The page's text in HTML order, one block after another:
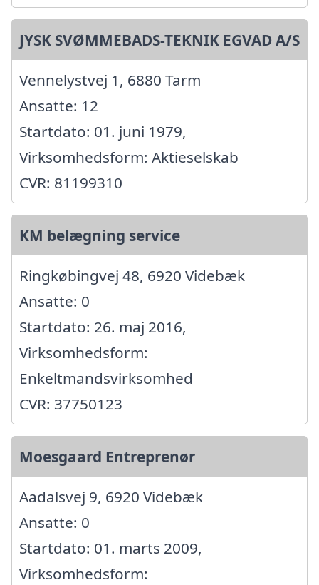
JYSK SVØMMEBADS-TEKNIK EGVAD A/S
Vennelystvej 1, 6880 Tarm
Ansatte: 12
Startdato: 01. juni 1979,
Virksomhedsform: Aktieselskab
CVR: 81199310
KM belægning service
Ringkøbingvej 48, 6920 Videbæk
Ansatte: 0
Startdato: 26. maj 2016,
Virksomhedsform:
Enkeltmandsvirksomhed
CVR: 37750123
Moesgaard Entreprenør
Aadalsvej 9, 6920 Videbæk
Ansatte: 0
Startdato: 01. marts 2009,
Virksomhedsform: